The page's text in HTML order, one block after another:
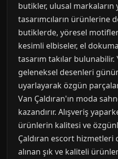
butikler, ulusal markaların
tasarımcıların ürünlerine
butiklerde, yöresel
kesimli elbiseler, el
tasarım takılar bulunabilir.
geleneksel desenleri
uyarlayarak özgün
Van Çaldıran'ın moda
kazandırır. Alışveriş
ürünlerin kalitesi ve
Çaldıran escort
alınan şık ve kaliteli